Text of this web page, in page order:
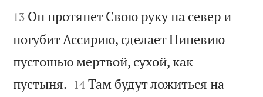


13 Он протянет Свою руку на север и
погубит Ассирию, сделает Ниневию
пустошью мертвой, сухой, как
пустыня. 

14 Там будут ложиться на